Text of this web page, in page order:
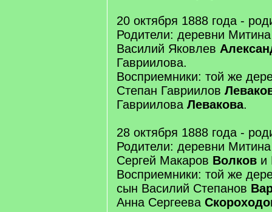
20 октября 1888 года -
Родители: деревни Митина
Василий Яковлев
Гавриилова.
Восприемники: той же
Степан Гавриилов
Гавриилова Левакова.
28 октября 1888 года -
Родители: деревни Митина
Сергей Макаров Волков и
Восприемники: той же
сын Василий Степанов
Анна Сергеева